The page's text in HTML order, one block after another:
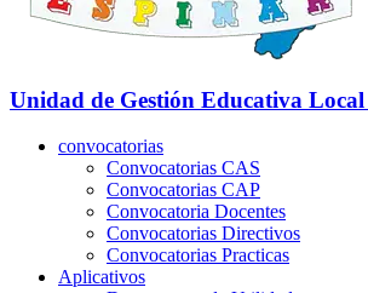
Unidad de Gestión Educativa Local
convocatorias
Convocatorias CAS
Convocatorias CAP
Convocatoria Docentes
Convocatorias Directivos
Convocatorias Practicas
Aplicativos